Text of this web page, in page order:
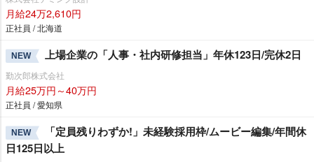
月給24万2,610円
正社員 / 北海道
NEW 上場企業の「人事・社内研修担当」年休123日/完休2日
勤次郎株式会社
月給25万円～40万円
正社員 / 愛知県
NEW
「定員残りわずか!」未経験採用枠/ムービー編集/年間休
日125日以上